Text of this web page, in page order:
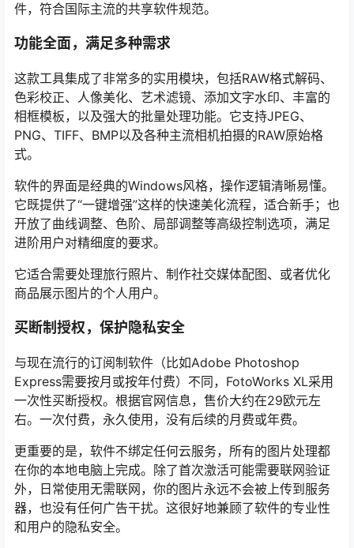
件，符合国际主流的共享软件规范。
功能全面，满足多种需求
这款工具集成了非常多的实用模块，包括RAW格式解码、
色彩校正、人像美化、艺术滤镜、添加文字水印、丰富的
相框模板，以及强大的批量处理功能。它支持JPEG、
PNG、TIFF、BMP以及各种主流相机拍摄的RAW原始格
式。
软件的界面是经典的Windows风格，操作逻辑清晰易懂。
它既提供了“一键增强”这样的快速美化流程，适合新手；也
开放了曲线调整、色阶、局部调整等高级控制选项，满足
进阶用户对精细度的要求。
它适合需要处理旅行照片、制作社交媒体配图、或者优化
商品展示图片的个人用户。
买断制授权，保护隐私安全
与现在流行的订阅制软件（比如Adobe Photoshop
Express需要按月或按年付费）不同，FotoWorks XL采用
一次性买断授权。根据官网信息，售价大约在29欧元左
右。一次付费，永久使用，没有后续的月费或年费。
更重要的是，软件不绑定任何云服务，所有的图片处理都
在你的本地电脑上完成。除了首次激活可能需要联网验证
外，日常使用无需联网，你的图片永远不会被上传到服务
器，也没有任何广告干扰。这很好地兼顾了软件的专业性
和用户的隐私安全。